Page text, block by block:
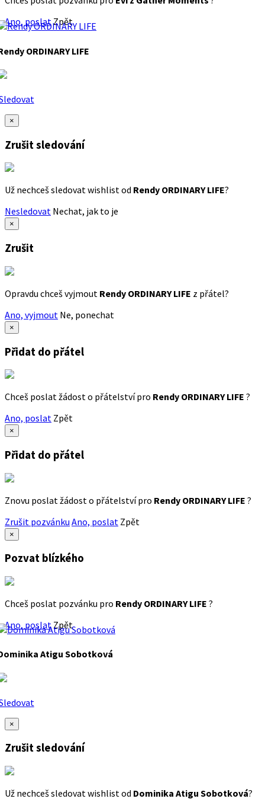
Ano, poslatZpět
ORDINARY LIFE
×
Zrušit sledování
Už nechceš sledovat wishlist od Rendy ORDINARY LIFE?
Nesledovat Nechat, jak to je
×
Zrušit
Opravdu chceš vyjmout Rendy ORDINARY LIFE z přátel?
Ano, vyjmout Ne, ponechat
×
Přidat do přátel
Chceš poslat žádost o přátelství pro Rendy ORDINARY LIFE ?
Ano, poslat Zpět
×
Přidat do přátel
Znovu poslat žádost o přátelství pro Rendy ORDINARY LIFE ?
Zrušit pozvánku Ano, poslat Zpět
×
Pozvat blízkého
Chceš poslat pozvánku pro Rendy ORDINARY LIFE ?
Ano, poslat Zpět
Atigu Sobotková
×
Zrušit sledování
Už nechceš sledovat wishlist od Dominika Atigu Sobotková?